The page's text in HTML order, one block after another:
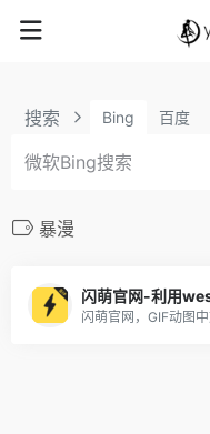
搜索 Bing 百度
暴漫